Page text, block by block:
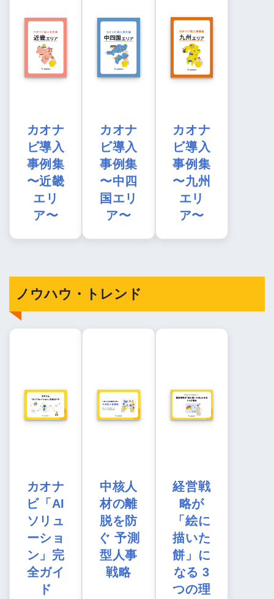
カオナ
ビ導入
事例集
〜近畿
エリ
ア〜
カオナ
ビ導入
事例集
〜中四
国エリ
ア〜
カオナ
ビ導入
事例集
〜九州
エリ
ア〜
ノウハウ・トレンド
カオナ
ビ「AI
ソリュ
ーショ
ン」完
全ガイ
ド
中核人
材の離
脱を防
ぐ 予測
型人事
戦略
経営戦
略が
「絵に
描いた
餅」に
なる 3
つの理